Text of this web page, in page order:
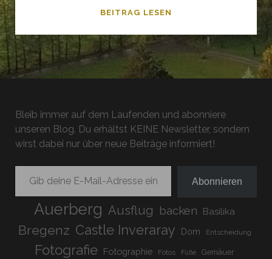
BEITRAG LESEN PARMESANSCHNITZEL
SPARGEL
Bleib immer auf dem Laufenden und abonniere
unseren Blog. Du erhältst KEINE Newsletter, sondern
wirst dabei nur über neue Beiträge informiert!
Gib deine E-Mail-Adresse ein ...
Abonnieren
Auerberg Ausflug backen Basilika
Bregenz Castle Inveraray Dom Entscheidung
Fotografie Fotographie Fotos Füße Gemäuer